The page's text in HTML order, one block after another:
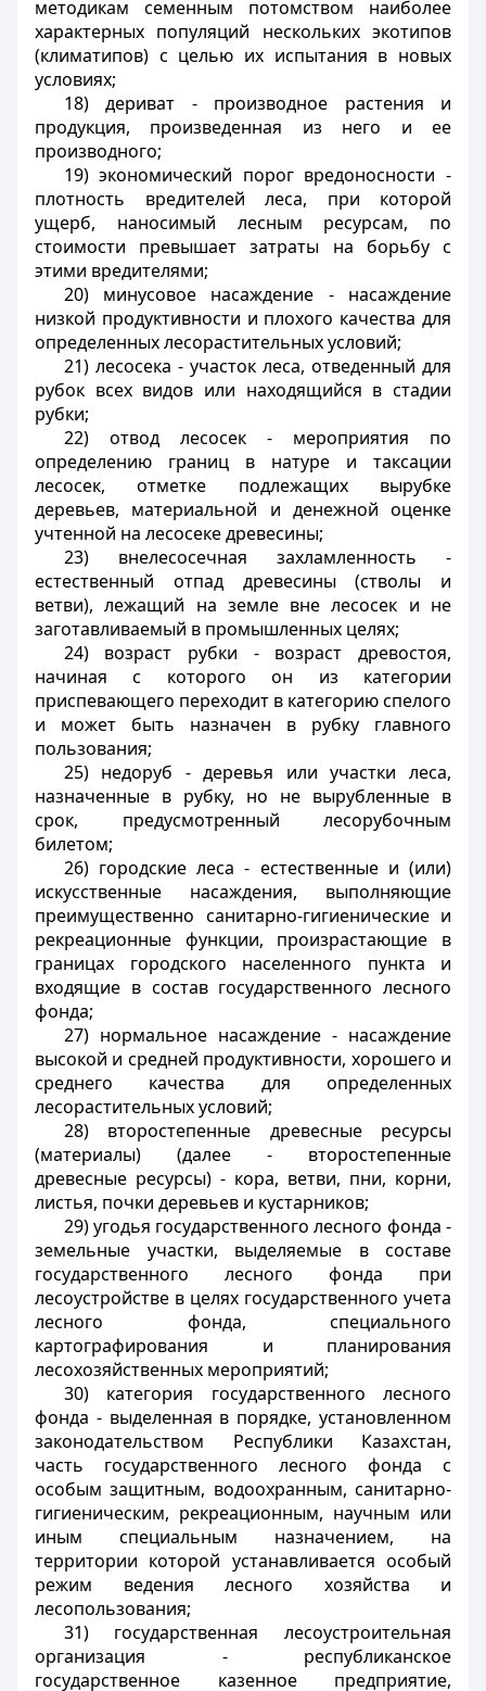
методикам семенным потомством наиболее
характерных популяций нескольких экотипов
(климатипов) с целью их испытания в новых
условиях;
18) дериват - производное растения и
продукция, произведенная из него и ее
производного;
19) экономический порог вредоносности -
плотность вредителей леса, при которой
ущерб, наносимый лесным ресурсам, по
стоимости превышает затраты на борьбу с
этими вредителями;
20) минусовое насаждение - насаждение
низкой продуктивности и плохого качества для
определенных лесорастительных условий;
21) лесосека - участок леса, отведенный для
рубок всех видов или находящийся в стадии
рубки;
22) отвод лесосек - мероприятия по
определению границ в натуре и таксации
лесосек, отметке подлежащих вырубке
деревьев, материальной и денежной оценке
учтенной на лесосеке древесины;
23) внелесосечная захламленность -
естественный отпад древесины (стволы и
ветви), лежащий на земле вне лесосек и не
заготавливаемый в промышленных целях;
24) возраст рубки - возраст древостоя,
начиная с которого он из категории
приспевающего переходит в категорию спелого
и может быть назначен в рубку главного
пользования;
25) недоруб - деревья или участки леса,
назначенные в рубку, но не вырубленные в
срок, предусмотренный лесорубочным
билетом;
26) городские леса - естественные и (или)
искусственные насаждения, выполняющие
преимущественно санитарно-гигиенические и
рекреационные функции, произрастающие в
границах городского населенного пункта и
входящие в состав государственного лесного
фонда;
27) нормальное насаждение - насаждение
высокой и средней продуктивности, хорошего и
среднего качества для определенных
лесорастительных условий;
28) второстепенные древесные ресурсы
(материалы) (далее - второстепенные
древесные ресурсы) - кора, ветви, пни, корни,
листья, почки деревьев и кустарников;
29) угодья государственного лесного фонда -
земельные участки, выделяемые в составе
государственного лесного фонда при
лесоустройстве в целях государственного учета
лесного фонда, специального
картографирования и планирования
лесохозяйственных мероприятий;
30) категория государственного лесного
фонда - выделенная в порядке, установленном
законодательством Республики Казахстан,
часть государственного лесного фонда с
особым защитным, водоохранным, санитарно-
гигиеническим, рекреационным, научным или
иным специальным назначением, на
территории которой устанавливается особый
режим ведения лесного хозяйства и
лесопользования;
31) государственная лесоустроительная
организация - республиканское
государственное казенное предприятие,